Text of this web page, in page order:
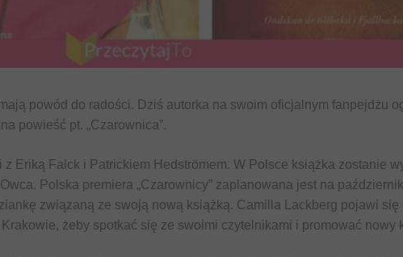
powód do radości. Dziś autorka na swoim oficjalnym fanpejdżu
powieść pt. „Czarownica”.
Eriką Falck i Patrickiem Hedströmem. W Polsce książka zostanie
Polska premiera „Czarownicy” zaplanowana jest na
związaną ze swoją nową książką. Camilla Lackberg pojawi się
żeby spotkać się ze swoimi czytelnikami i promować nowy